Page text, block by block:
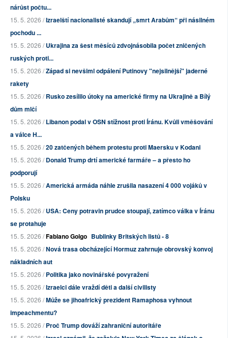
nárůst počtu...
15. 5. 2026 /Izraelští nacionalisté skandují „smrt Arabům“ při násilném
pochodu ...
15. 5. 2026 /Ukrajina za šest měsíců zdvojnásobila počet zničených
ruských proti...
15. 5. 2026 /Západ si nevšiml odpálení Putinovy "nejsilnější" jaderné
rakety
15. 5. 2026 /Rusko zesílilo útoky na americké firmy na Ukrajině a Bílý
dům mlčí
15. 5. 2026 /Libanon podal v OSN stížnost proti Íránu. Kvůli vměšování
a válce H...
15. 5. 2026 /20 zatčených během protestu proti Maersku v Kodani
15. 5. 2026 /Donald Trump drtí americké farmáře – a přesto ho
podporují
15. 5. 2026 /Americká armáda náhle zrušila nasazení 4 000 vojáků v
Polsku
15. 5. 2026 /USA: Ceny potravin prudce stoupají, zatímco válka v Íránu
se protahuje
15. 5. 2026 /Fabiano Golgo Bublinky Britských listů - 8
15. 5. 2026 /Nová trasa obcházející Hormuz zahrnuje obrovský konvoj
nákladních aut
15. 5. 2026 /Politika jako novinářské povyražení
15. 5. 2026 /Izraelci dále vraždí děti a další civilisty
15. 5. 2026 /Může se jihoafrický prezident Ramaphosa vyhnout
impeachmentu?
15. 5. 2026 /Proč Trump dováží zahraniční autoritáře